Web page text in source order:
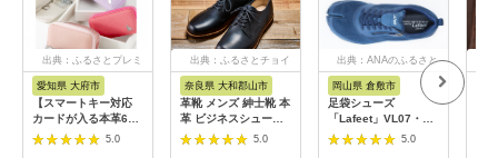
出典：ふるさとプレミ
愛知県 大府市
【スマートキー対応
カードが入る本革6連
キーケース】＜濃いピ
ンク＞ おしゃれ 可
5.0
出典：ふるさとチョイ
奈良県 大和郡山市
革靴 メンズ 紳士靴 本
革 ビジネスシューズ
KOTOKA 足なりダー
ビー ブラック KTO-
5.0
出典：ANAのふるさと
納税
岡山県 倉敷市
足袋シューズ
「Lafeet」VL07・ネ
イビー【27.0cm】
【足袋シューズ 足袋
5.0